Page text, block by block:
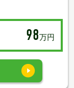
98万円